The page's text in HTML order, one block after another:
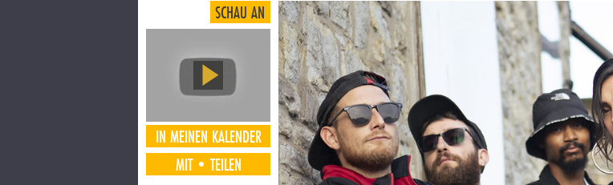
SCHAU AN
IN MEINEN KALENDER
MIT•TEILEN